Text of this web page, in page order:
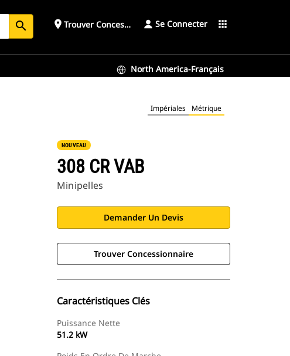
search place Trouver ConcessionnaireSe Connecter apps
North America-Français
Impériales Métrique
NOUVEAU
308 CR VAB
Minipelles
Demander Un Devis
Trouver Concessionnaire
Caractéristiques Clés
Puissance Nette
51.2 kW